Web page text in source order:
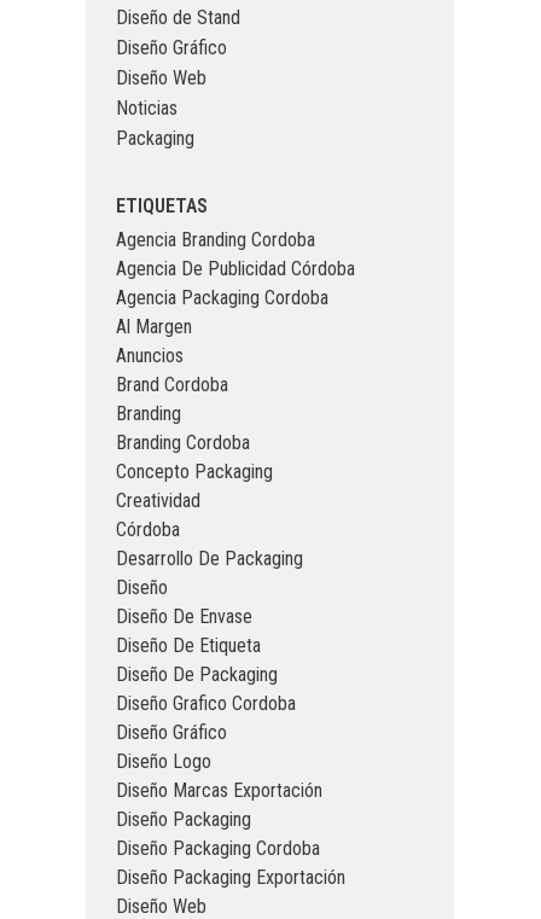
Diseño de Stand
Diseño Gráfico
Diseño Web
Noticias
Packaging
ETIQUETAS
Agencia Branding Cordoba
Agencia De Publicidad Córdoba
Agencia Packaging Cordoba
Al Margen
Anuncios
Brand Cordoba
Branding
Branding Cordoba
Concepto Packaging
Creatividad
Córdoba
Desarrollo De Packaging
Diseño
Diseño De Envase
Diseño De Etiqueta
Diseño De Packaging
Diseño Grafico Cordoba
Diseño Gráfico
Diseño Logo
Diseño Marcas Exportación
Diseño Packaging
Diseño Packaging Cordoba
Diseño Packaging Exportación
Diseño Web